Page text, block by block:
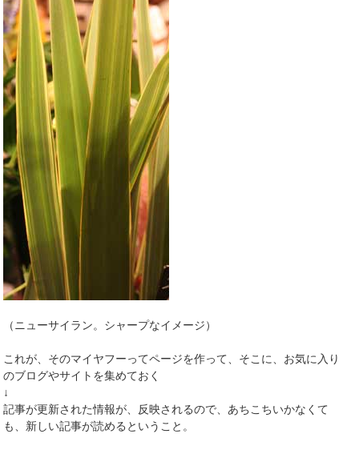
（ニューサイラン。シャープなイメージ）
これが、そのマイヤフーってページを作って、そこに、お気に入り
のブログやサイトを集めておく
↓
記事が更新された情報が、反映されるので、あちこちいかなくて
も、新しい記事が読めるということ。